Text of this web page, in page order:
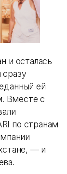
и осталась
ей
Вместе с
по странам
— и